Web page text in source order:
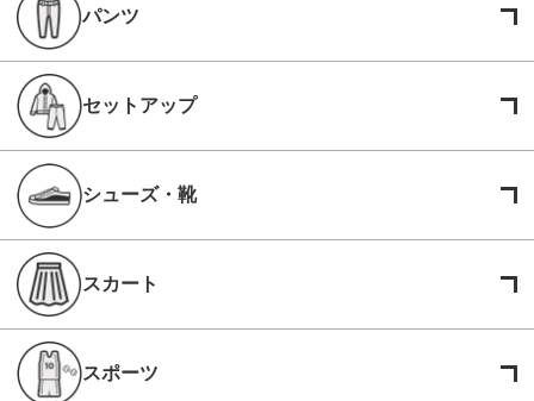
パンツ
セットアップ
シューズ・靴
スカート
スポーツ